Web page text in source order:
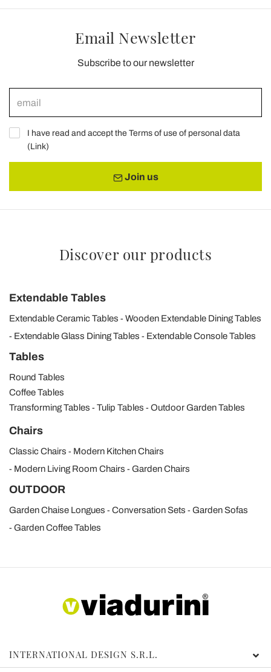
Email Newsletter
Subscribe to our newsletter
I have read and accept the Terms of use of personal data
(Link)
Join us
Discover our products
Extendable Tables
Extendable Ceramic Tables
Wooden Extendable Dining Tables
Extendable Glass Dining Tables
Extendable Console Tables
Tables
Round Tables
Coffee Tables
Transforming Tables
Tulip Tables Outdoor Garden Tables
Chairs
Classic Chairs
Modern Kitchen Chairs
Modern Living Room Chairs
Garden Chairs
OUTDOOR
Garden Chaise Longues Conversation Sets
Garden Sofas
Garden Coffee Tables
INTERNATIONAL DESIGN S.R.L.